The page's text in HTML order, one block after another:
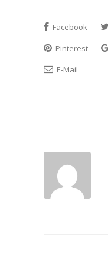
Facebook
Pinterest
E-Mail